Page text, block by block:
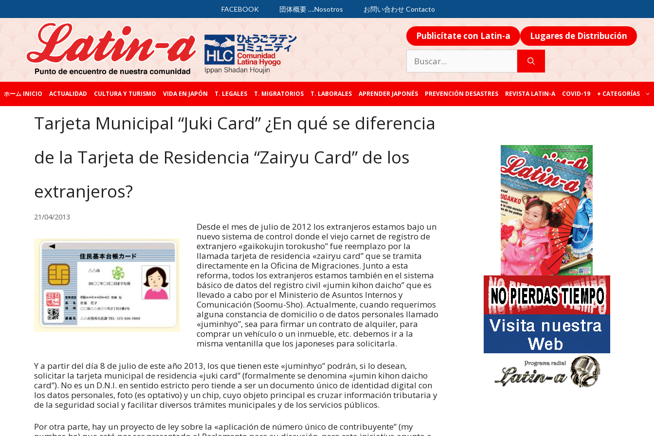
FACEBOOK 団体概要 ….Nosotros お問い合わせ Contacto
Publicítate con Latin-a Lugares de Distribución
ホーム INICIO ACTUALIDAD CULTURA Y TURISMO VIDA EN JAPÓN T. LEGALES T. MIGRATORIOS T. LABORALES APRENDER JAPONÉS PREVENCIÓN DESASTRES REVISTA LATIN-A COVID-19 + CATEGORÍAS
Tarjeta Municipal “Juki Card” ¿En qué se diferencia
de la Tarjeta de Residencia “Zairyu Card” de los
extranjeros?
21/04/2013
Desde el mes de julio de 2012 los extranjeros estamos bajo un
nuevo sistema de control donde el viejo carnet de registro de
extranjero «gaikokujin torokusho” fue reemplazo por la
llamada tarjeta de residencia «zairyu card” que se tramita
directamente en la Oficina de Migraciones. Junto a esta
reforma, todos los extranjeros estamos también en el sistema
básico de datos del registro civil «jumin kihon daicho” que es
llevado a cabo por el Ministerio de Asuntos Internos y
Comunicación (Soomu-Sho). Actualmente, cuando requerimos
alguna constancia de domicilio o de datos personales llamado
«juminhyo”, sea para firmar un contrato de alquiler, para
comprar un vehículo o un inmueble, etc. debemos ir a la
misma ventanilla que los japoneses para solicitarla.
Y a partir del día 8 de julio de este año 2013, los que tienen este «juminhyo” podrán, si lo desean,
solicitar la tarjeta municipal de residencia «juki card” (formalmente se denomina «jumin kihon daicho
card”). No es un D.N.I. en sentido estricto pero tiende a ser un documento único de identidad digital con
los datos personales, foto (es optativo) y un chip, cuyo objeto principal es cruzar información tributaria y
de la seguridad social y facilitar diversos trámites municipales y de los servicios públicos.
Por otra parte, hay un proyecto de ley sobre la «aplicación de número único de contribuyente” (my